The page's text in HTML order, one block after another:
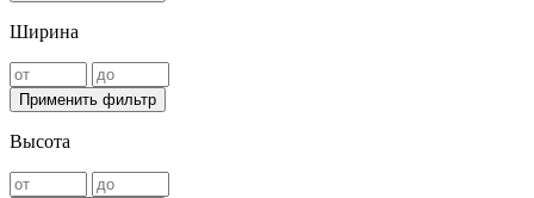
Ширина
Применить фильтр
Высота